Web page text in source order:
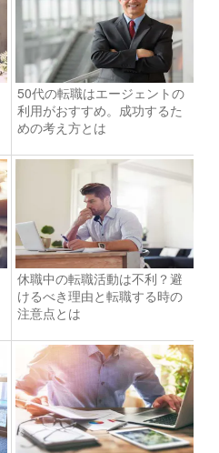
50代の転職はエージェントの
利用がおすすめ。成功するた
めの考え方とは
休職中の転職活動は不利？避
けるべき理由と転職する時の
注意点とは